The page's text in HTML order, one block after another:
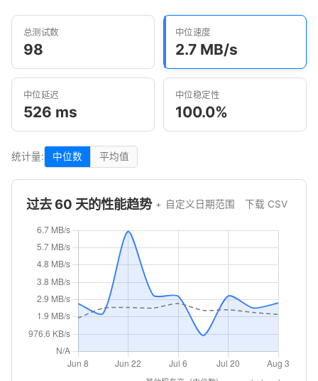
总测试数
98
中位速度
2.7 MB/s
中位延迟
526 ms
中位稳定性
100.0%
统计量: 中位数 平均值
过去 60 天的性能趋势 自定义日期范围 下载 CSV